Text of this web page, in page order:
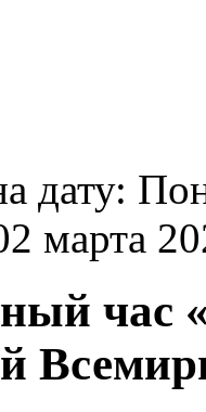
дату:
марта
час